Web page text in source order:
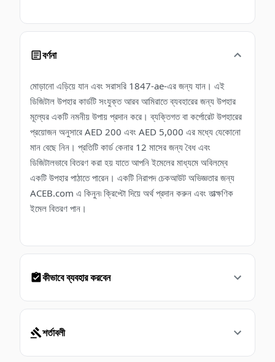
বর্ণনা
মোড়ানো এড়িয়ে যান এবং সরাসরি 1847-ae-এর জন্য যান। এই
ডিজিটাল উপহার কার্ডটি সংযুক্ত আরব আমিরাতে ব্যবহারের জন্য উপহার
মূল্যের একটি নমনীয় উপায় প্রদান করে। ব্যক্তিগত বা কর্পোরেট উপহারের
প্রয়োজন অনুসারে AED 200 এবং AED 5,000 এর মধ্যে যেকোনো
মান বেছে নিন। প্রতিটি কার্ড কেনার 12 মাসের জন্য বৈধ এবং
ডিজিটালভাবে বিতরণ করা হয় যাতে আপনি ইমেলের মাধ্যমে অবিলম্বে
একটি উপহার পাঠাতে পারেন। একটি নিরাপদ চেকআউট অভিজ্ঞতার জন্য
ACEB.com এ কিনুন৷ ক্রিপ্টো দিয়ে অর্থ প্রদান করুন এবং তাত্ক্ষণিক
ইমেল বিতরণ পান।
কীভাবে ব্যবহার করবেন
শর্তাবলী